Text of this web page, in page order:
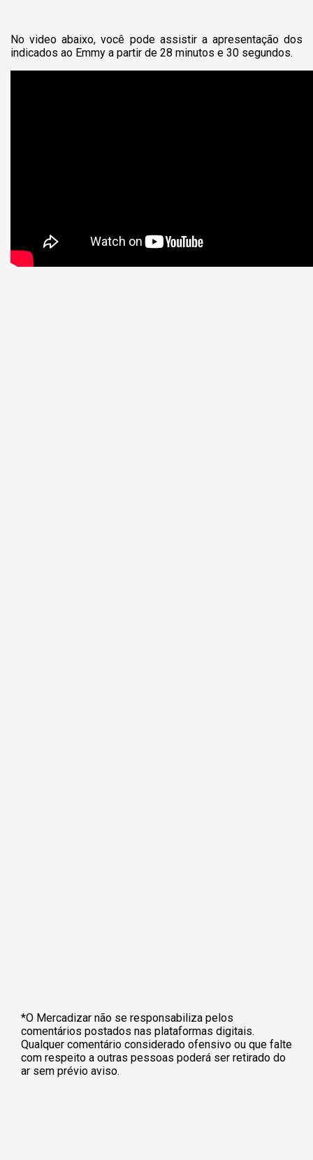
No video abaixo, você pode assistir a apresentação dos
indicados ao Emmy a partir de 28 minutos e 30 segundos.
*O Mercadizar não se responsabiliza pelos
comentários postados nas plataformas digitais.
Qualquer comentário considerado ofensivo ou que falte
com respeito a outras pessoas poderá ser retirado do
ar sem prévio aviso.